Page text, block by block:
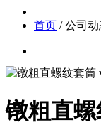
首页 / 公司动
镦粗直